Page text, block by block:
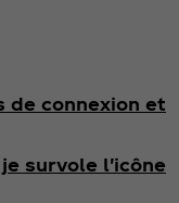
de connexion et
survole l'icône